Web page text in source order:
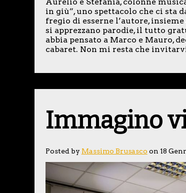
in giù”, uno spettacolo che ci sta
fregio di esserne l’autore,
si apprezzano parodie, il tutto
abbia pensato a Marco e Mauro,
cabaret. Non mi resta che
Immagino
Posted by Massimo Brusasco on 18